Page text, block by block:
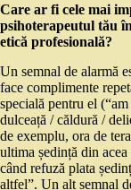
Care ar fi cele mai
psihoterapeutul tău
etică profesională?
Un semnal de alarmă
face complimente
specială pentru el
dulceață / căldură /
de exemplu, ora de
ultima ședință din
când refuză plata
altfel”. Un alt semnal